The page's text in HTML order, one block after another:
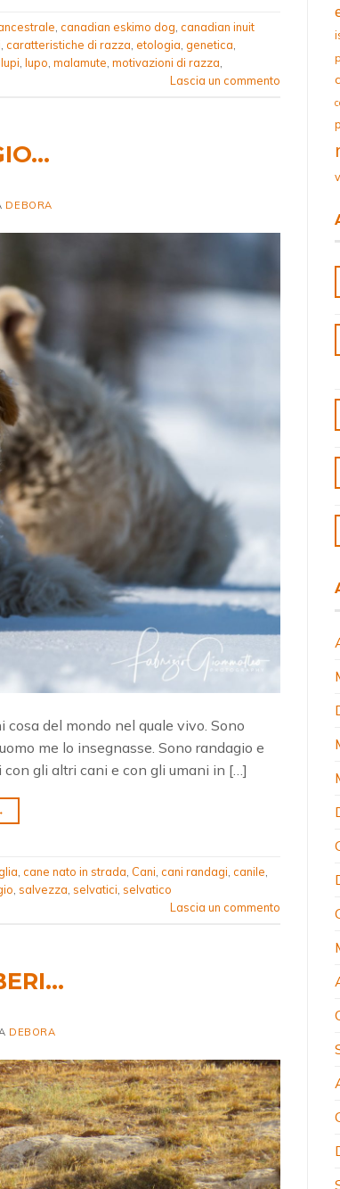
canadian eskimo dog canadian inuit
caratteristiche di razza etologia genetica
lupi lupo malamute motivazioni di razza
Lascia un commento
DEBORA
del mondo nel quale vivo. Sono
me lo insegnasse. Sono randagio e
gli altri cani e con gli umani in […]
cane nato in strada Cani cani randagi canile
salvezza selvatici selvatico
Lascia un commento
DEBORA